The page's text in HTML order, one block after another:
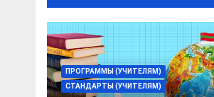
ПРОГРАММЫ (УЧИТЕЛЯМ)
СТАНДАРТЫ (УЧИТЕЛЯМ)